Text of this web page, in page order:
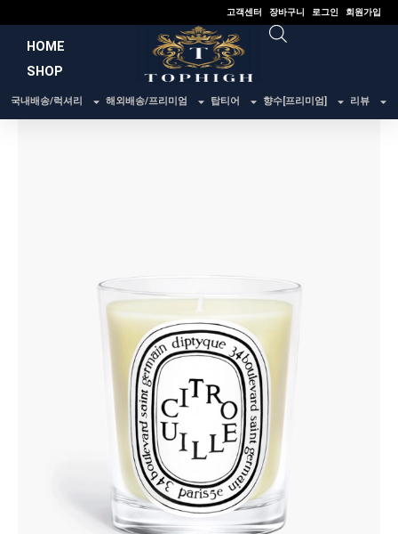
건
너
고객센터 장바구니 로그인 회원가입
HOME
SHOP
국내배송/럭셔리 해외배송/프리미엄 탑티어 향수[프리미엄] 리뷰